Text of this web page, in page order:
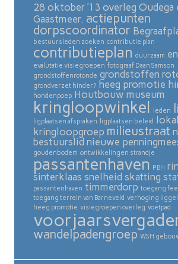
28 oktober ’13 overleg Oudega
Gaastmeer. actiepunten
dorpscoordinator
bestuursleden zoeken contributie plan
contributieplan duurzaam
evalutatie visiegroepen fotograaf Daan Samson
grondstoffenrotonde grondstoffen
grondverzet hinder? heeg promotie
hondenpoep Houtbouw museum
kringloopwinkel leden
ligplaatsen afspraken ligplaatsen beleid
kringloopgroep milieustraat
bestuurslid nieuwe
goudenbodem ontwikkelingen strandje
passantenhaven PBH
sinterklaas snelheid skatting
passantenhaven timmerdorp toegang
toegang terrein van Barneveld verhoging
heeg promotie visiegroepen overleg voetpad
wandelpadengroep WSH